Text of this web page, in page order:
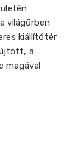
világűrben
kiállítótér
a
magával